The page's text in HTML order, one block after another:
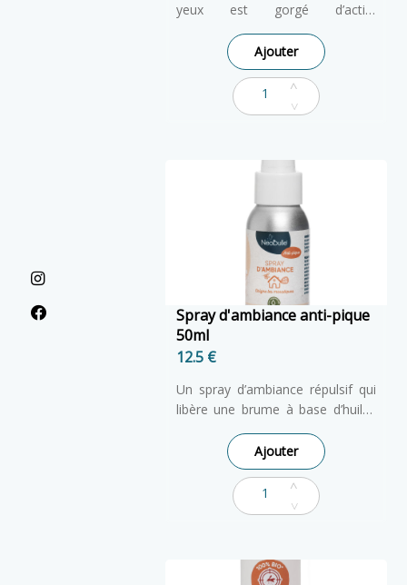
yeux est gorgé d’actifs
spécifiques présents en
concentration élevée, Le contour
de l’œil est repulpé, lissé et
hydraté pour un effet immédiat.
Sa texture spécialement formulée
Ajouter
Spray d'ambiance anti-pique
50ml
12.5 €
Un spray d’ambiance répulsif qui
libère une brume à base d’huiles
essentielles, sélectionnées et
dosées spécialement pour les
espaces de vie de bébé et de la
femme enceinte.
Ajouter